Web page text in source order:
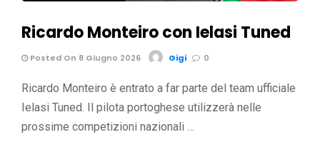
Ricardo Monteiro con Ielasi Tuned
Posted On 8 Giugno 2026 Gigi 0
Ricardo Monteiro è entrato a far parte del team ufficiale
Ielasi Tuned. Il pilota portoghese utilizzerà nelle
prossime competizioni nazionali …